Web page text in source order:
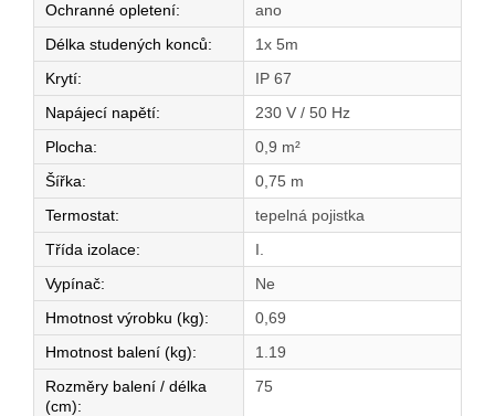
Ochranné opletení:
ano
Délka studených konců:
1x 5m
Krytí:
IP 67
Napájecí napětí:
230 V / 50 Hz
Plocha:
0,9 m²
Šířka:
0,75 m
Termostat:
tepelná pojistka
Třída izolace:
I.
Vypínač:
Ne
Hmotnost výrobku (kg):
0,69
Hmotnost balení (kg):
1.19
Rozměry balení / délka
(cm):
75